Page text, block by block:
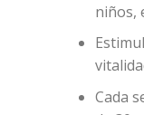
niños,
Cada